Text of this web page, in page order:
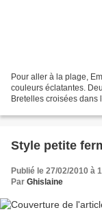
Pour aller à la plage,
couleurs éclatantes.
Bretelles croisées dans
Style petite
Publié le 27/02/2010 à
Par Ghislaine